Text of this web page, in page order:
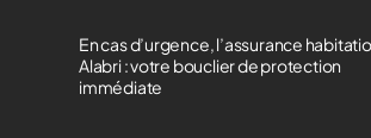
En cas d’urgence, l’assurance
Alabri : votre bouclier de protection
immédiate